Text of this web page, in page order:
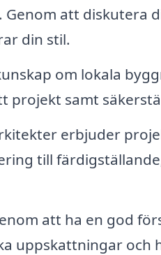
Genom att diskutera
din stil.
om lokala
projekt samt
erbjuder
till
att ha en god
uppskattningar och